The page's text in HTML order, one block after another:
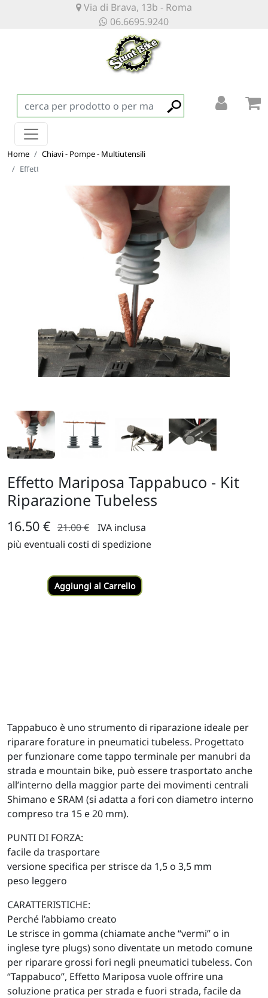
Via di Brava, 13b - Roma
06.6695.9240
Home
Chiavi - Pompe - Multiutensili
Effetto Mariposa Tappabuco - Kit Riparazione Tubeless
Effetto Mariposa Tappabuco - Kit
Riparazione Tubeless
16.50 € 21.00 €
IVA inclusa
più eventuali costi di spedizione
Aggiungi al Carrello
Tappabuco è uno strumento di riparazione ideale per
riparare forature in pneumatici tubeless. Progettato
per funzionare come tappo terminale per manubri da
strada e mountain bike, può essere trasportato anche
all’interno della maggior parte dei movimenti centrali
Shimano e SRAM (si adatta a fori con diametro interno
compreso tra 15 e 20 mm).
PUNTI DI FORZA:
facile da trasportare
versione specifica per strisce da 1,5 o 3,5 mm
peso leggero
CARATTERISTICHE:
Perché l’abbiamo creato
Le strisce in gomma (chiamate anche “vermi” o in
inglese tyre plugs) sono diventate un metodo comune
per riparare grossi fori negli pneumatici tubeless. Con
“Tappabuco”, Effetto Mariposa vuole offrire una
soluzione pratica per strada e fuori strada, facile da